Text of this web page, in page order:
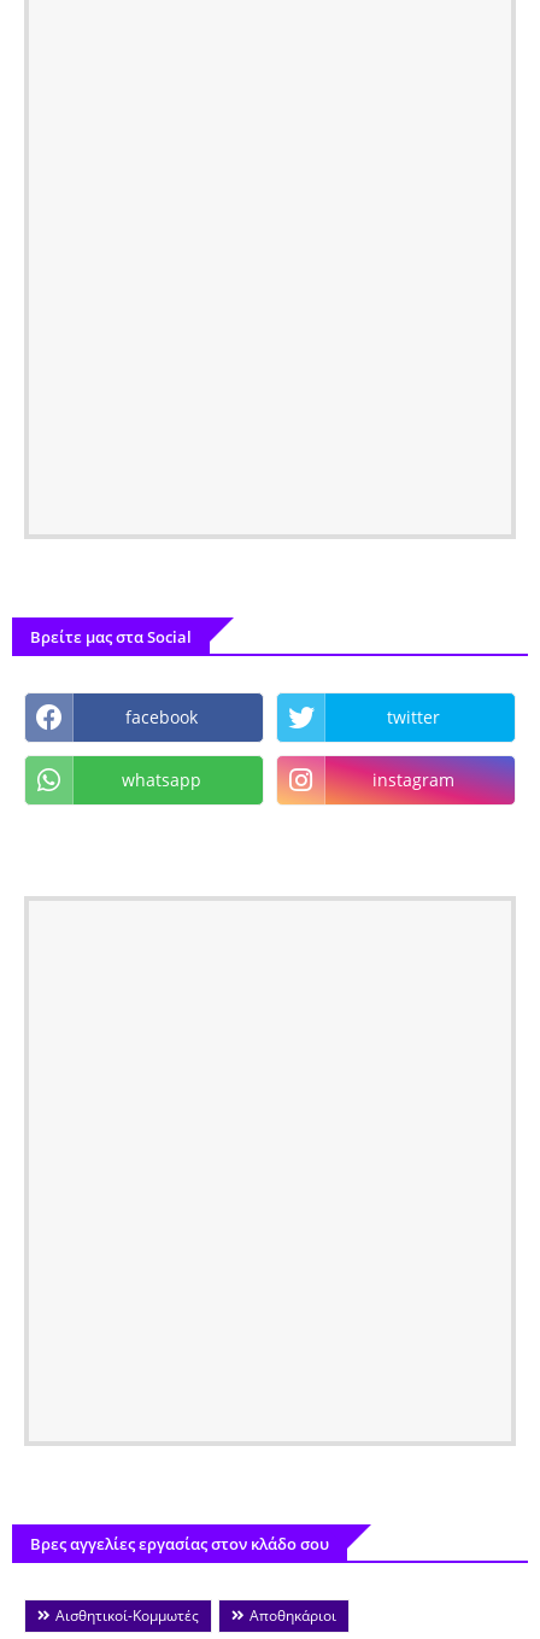
Βρείτε μας στα Social
facebook twitter
whatsapp instagram
Βρες αγγελίες εργασίας στον κλάδο σου
Αισθητικοί-Κομμωτές Αποθηκάριοι